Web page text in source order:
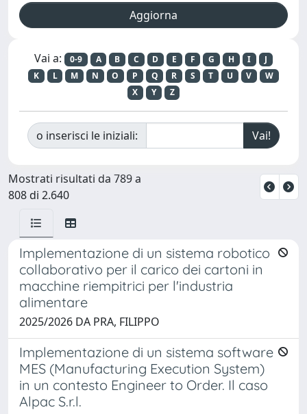
Vai a: 0-9 A B C D E F G H I
J
K
L M N O P Q R S T U V
W
X
Y Z
o inserisci le iniziali:
Mostrati risultati da 789 a
808 di 2.640
Implementazione di un sistema robotico
collaborativo per il carico dei cartoni in
macchine riempitrici per l'industria
alimentare
2025/2026 DA PRA, FILIPPO
Implementazione di un sistema software
MES (Manufacturing Execution System)
in un contesto Engineer to Order. Il caso
Alpac S.r.l.